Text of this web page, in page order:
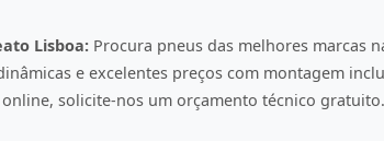
Lisboa: Procura pneus das melhores marcas
e excelentes preços com montagem
solicite-nos um orçamento técnico gratuito.